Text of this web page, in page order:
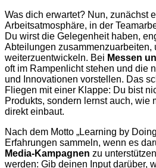
Was dich erwartet? Nun, zunächst
Arbeitsatmosphäre, in der
Du wirst die Gelegenheit haben,
Abteilungen zusammenzuarbeiten,
weiterzuentwickeln. Bei Messen
oft im Rampenlicht stehen und die
und Innovationen vorstellen. Das
Fliegen mit einer Klappe: Du bist
Produkts, sondern lernst auch, wie
direkt einbaut.
Nach dem Motto „Learning by
Erfahrungen sammeln, wenn es
Media-Kampagnen zu
werden: Gib deinen Input darüber,